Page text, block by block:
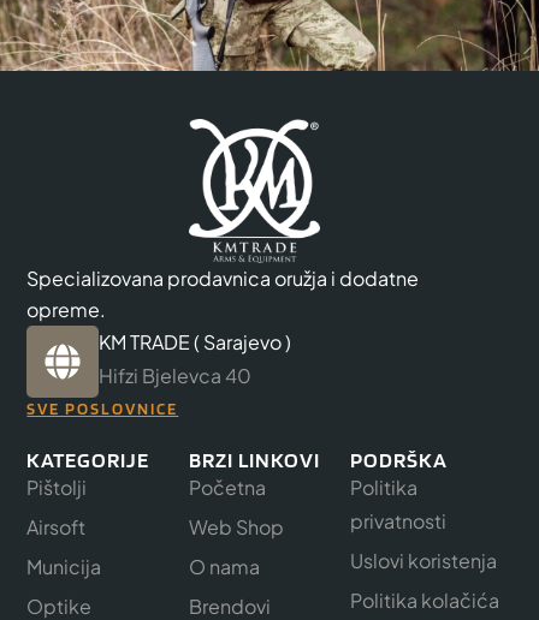
Specializovana prodavnica oružja i dodatne
opreme.
KM TRADE ( Sarajevo )
Hifzi Bjelevca 40
SVE POSLOVNICE
KATEGORIJE
Pištolji
Airsoft
Municija
Optike
BRZI LINKOVI
Početna
Web Shop
O nama
Brendovi
PODRŠKA
Politika
privatnosti
Uslovi koristenja
Politika kolačića